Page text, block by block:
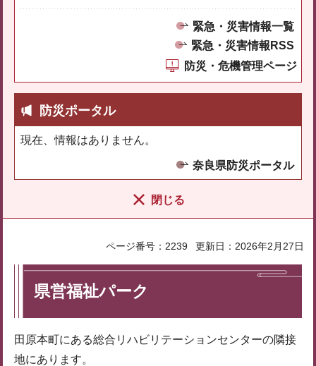
緊急・災害情報一覧
緊急・災害情報RSS
防災・危機管理ページ
防災ポータル
現在、情報はありません。
奈良県防災ポータル
閉じる
ページ番号：2239 更新日：2026年2月27日
県営福祉パーク
田原本町にある総合リハビリテーションセンターの隣接
地にあります。